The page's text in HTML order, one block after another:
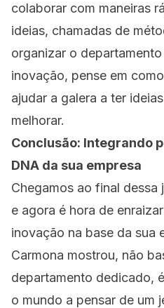
colaborar com maneiras
ideias, chamadas de
organizar o
inovação, pense em
ajudar a galera a ter
melhorar.
Conclusão: Integrando
DNA da sua empresa
Chegamos ao final dessa
e agora é hora de
inovação na base da sua
Carmona mostrou, não
departamento dedicado,
o mundo a pensar de um